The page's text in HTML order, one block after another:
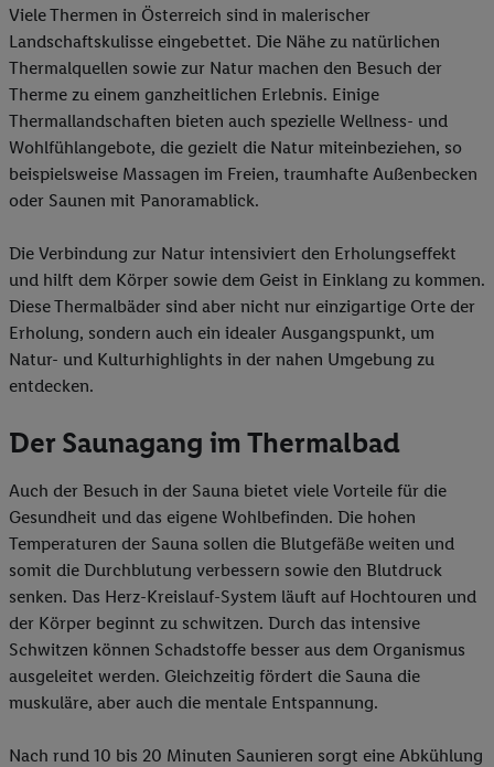
Viele Thermen in Österreich sind in malerischer
Landschaftskulisse eingebettet. Die Nähe zu natürlichen
Thermalquellen sowie zur Natur machen den Besuch der
Therme zu einem ganzheitlichen Erlebnis. Einige
Thermallandschaften bieten auch spezielle Wellness- und
Wohlfühlangebote, die gezielt die Natur miteinbeziehen, so
beispielsweise Massagen im Freien, traumhafte Außenbecken
oder Saunen mit Panoramablick.
Die Verbindung zur Natur intensiviert den Erholungseffekt
und hilft dem Körper sowie dem Geist in Einklang zu kommen.
Diese Thermalbäder sind aber nicht nur einzigartige Orte der
Erholung, sondern auch ein idealer Ausgangspunkt, um
Natur- und Kulturhighlights in der nahen Umgebung zu
entdecken.
Der Saunagang im Thermalbad
Auch der Besuch in der Sauna bietet viele Vorteile für die
Gesundheit und das eigene Wohlbefinden. Die hohen
Temperaturen der Sauna sollen die Blutgefäße weiten und
somit die Durchblutung verbessern sowie den Blutdruck
senken. Das Herz-Kreislauf-System läuft auf Hochtouren und
der Körper beginnt zu schwitzen. Durch das intensive
Schwitzen können Schadstoffe besser aus dem Organismus
ausgeleitet werden. Gleichzeitig fördert die Sauna die
muskuläre, aber auch die mentale Entspannung.
Nach rund 10 bis 20 Minuten Saunieren sorgt eine Abkühlung